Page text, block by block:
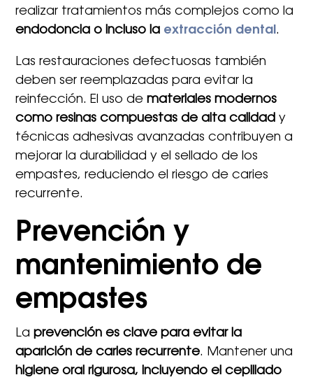
realizar tratamientos más complejos como la
endodoncia o incluso la extracción dental.
Las restauraciones defectuosas también
deben ser reemplazadas para evitar la
reinfección. El uso demateriales modernos
como resinas compuestas de alta calidad y
técnicas adhesivas avanzadas contribuyen a
mejorar la durabilidad y el sellado de los
empastes, reduciendo el riesgo de caries
recurrente.
Prevención y
mantenimiento de
empastes
La prevención es clave para evitar la
aparición de caries recurrente. Mantener una
higiene oral rigurosa, incluyendo el cepillado